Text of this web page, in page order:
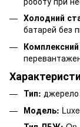
Холодний
батарей без
Тип: джерело
Модель: